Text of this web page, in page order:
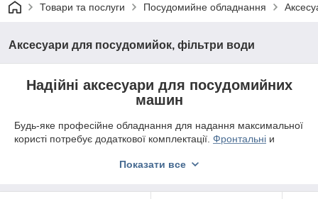
Товари та послуги Посудомийне обладнання
Аксесуари для посудомийок, фільтри води
Надійні аксесуари для посудомийних
машин
Будь-яке професійне обладнання для надання максимальної
користі потребує додаткової комплектації. Фронтальні и
вимити тарілки, скло, прилади та кухонний інвентар. Але
безпечним і ефективним. У каталозі Академії Кухні ви можете
Показати все